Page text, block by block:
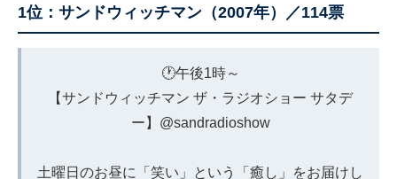
1位：サンドウィッチマン（2007年）／114票
🕐午後1時～
【サンドウィッチマン ザ・ラジオショー サタデ
ー】 @sandradioshow
土曜日のお昼に「笑い」という「癒し」をお届けし